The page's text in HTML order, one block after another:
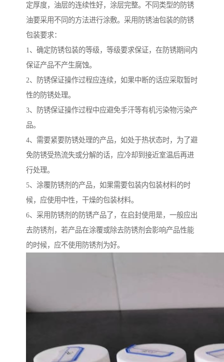
定厚度，油层的连续性好，涂层完整。不同类型的防锈
油要采用不同的方法进行涂敷。采用防锈油包装的防锈
包装要求：
1、确定防锈包装的等级，等级要求保证，在防锈期间内
保证产品不产生腐蚀。
2、防锈保证操作过程应连续，如果中断的话应采取暂时
性的防锈处理。
3、防锈保证操作过程中应避免手汗等有机污染物污染产
品。
4、需要紧要防锈处理的产品，如处于热状态时，为了避
免防锈受热流失或分解的话，应冷却到接近室温后再进
行处理。
5、涂覆防锈剂的产品，如果需要包装内包装材料的时
候，应使用中性，干燥的包装材料。
6、采用防锈剂的防锈产品了，在启封使用是，一般应出
去防锈剂，若产品在涂覆或除去防锈剂会影响产品性能
的时候，应不使用防锈剂为好。